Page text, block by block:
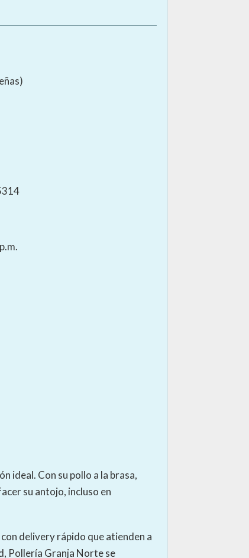
ideal. Con su pollo a la brasa,
su antojo, incluso en
delivery rápido que atienden a
Pollería Granja Norte se